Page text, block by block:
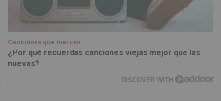
Canciones que marcan
¿Por qué recuerdas canciones viejas mejor que las
nuevas?
DISCOVER WITH